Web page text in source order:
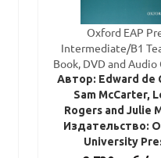
Oxford EAP
Intermediate/B1
Book, DVD and Audio
Автор: Edward de
Sam McCarter,
Rogers and Julie
Издательство:
University